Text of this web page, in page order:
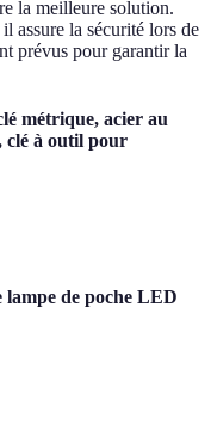
la meilleure solution.
assure la sécurité lors de
prévus pour garantir la
métrique, acier au
clé à outil pour
de poche LED